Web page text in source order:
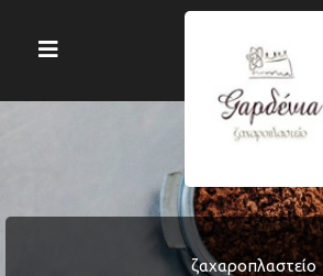
ζαχαροπλαστείο